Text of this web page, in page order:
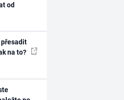
od
přesadit
na to?